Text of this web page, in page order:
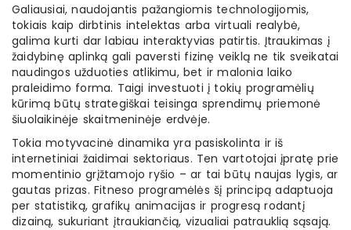
Galiausiai, naudojantis pažangiomis technologijomis,
tokiais kaip dirbtinis intelektas arba virtuali realybė,
galima kurti dar labiau interaktyvias patirtis. Įtraukimas į
žaidybinę aplinką gali paversti fizinę veiklą ne tik sveikatai
naudingos užduoties atlikimu, bet ir malonia laiko
praleidimo forma. Taigi investuoti į tokių programėlių
kūrimą būtų strategiškai teisinga sprendimų priemonė
šiuolaikinėje skaitmeninėje erdvėje.
Tokia motyvacinė dinamika yra pasiskolinta ir iš
internetiniai žaidimai sektoriaus. Ten vartotojai įpratę prie
momentinio grįžtamojo ryšio – ar tai būtų naujas lygis, ar
gautas prizas. Fitneso programėlės šį principą adaptuoja
per statistiką, grafikų animacijas ir progresą rodantį
dizainą, sukuriant įtraukiančią, vizualiai patrauklią sąsają.